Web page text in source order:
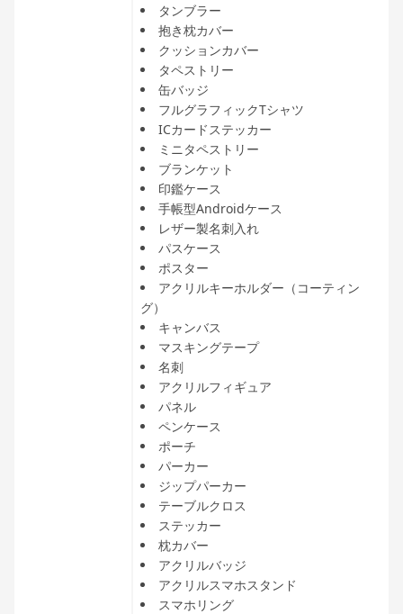
タンブラー
抱き枕カバー
クッションカバー
タペストリー
缶バッジ
フルグラフィックTシャツ
ICカードステッカー
ミニタペストリー
ブランケット
印鑑ケース
手帳型Androidケース
レザー製名刺入れ
パスケース
ポスター
アクリルキーホルダー（コーティン
グ）
キャンバス
マスキングテープ
名刺
アクリルフィギュア
パネル
ペンケース
ポーチ
パーカー
ジップパーカー
テーブルクロス
ステッカー
枕カバー
アクリルバッジ
アクリルスマホスタンド
スマホリング